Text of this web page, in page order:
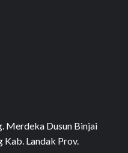
Merdeka Dusun Binjai
Landak Prov.